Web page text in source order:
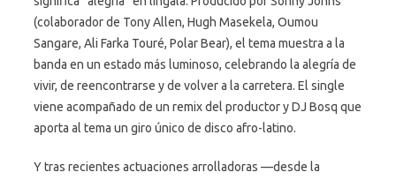
(colaborador de Tony Allen, Hugh Masekela, Oumou
Sangare, Ali Farka Touré, Polar Bear), el tema muestra a la
banda en un estado más luminoso, celebrando la alegría de
vivir, de reencontrarse y de volver a la carretera. El single
viene acompañado de un remix del productor y DJ Bosq que
aporta al tema un giro único de disco afro-latino.
Y tras recientes actuaciones arrolladoras —desde la